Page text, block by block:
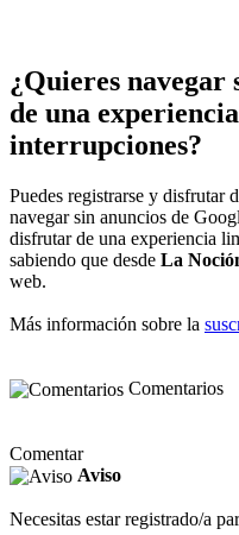
¿Quieres
de una
interrupciones?
Puedes registrarse y disfrutar
navegar sin anuncios de
disfrutar de una experiencia
sabiendo que desde La
web.
Más información sobre la
Comentarios
Comentar
Aviso
Necesitas estar registrado/a